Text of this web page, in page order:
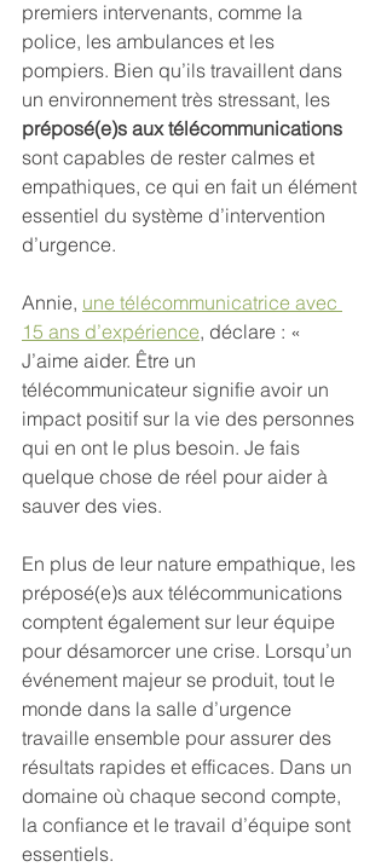
premiers intervenants, comme la
police, les ambulances et les
pompiers. Bien qu’ils travaillent dans
un environnement très stressant, les
préposé(e)s aux télécommunications
sont capables de rester calmes et
empathiques, ce qui en fait un élément
essentiel du système d’intervention
d’urgence.
Annie, une télécommunicatrice avec
15 ans d’expérience, déclare : «
J’aime aider. Être un
télécommunicateur signifie avoir un
impact positif sur la vie des personnes
qui en ont le plus besoin. Je fais
quelque chose de réel pour aider à
sauver des vies.
En plus de leur nature empathique, les
préposé(e)s aux télécommunications
comptent également sur leur équipe
pour désamorcer une crise. Lorsqu’un
événement majeur se produit, tout le
monde dans la salle d’urgence
travaille ensemble pour assurer des
résultats rapides et efficaces. Dans un
domaine où chaque second compte,
la confiance et le travail d’équipe sont
essentiels.